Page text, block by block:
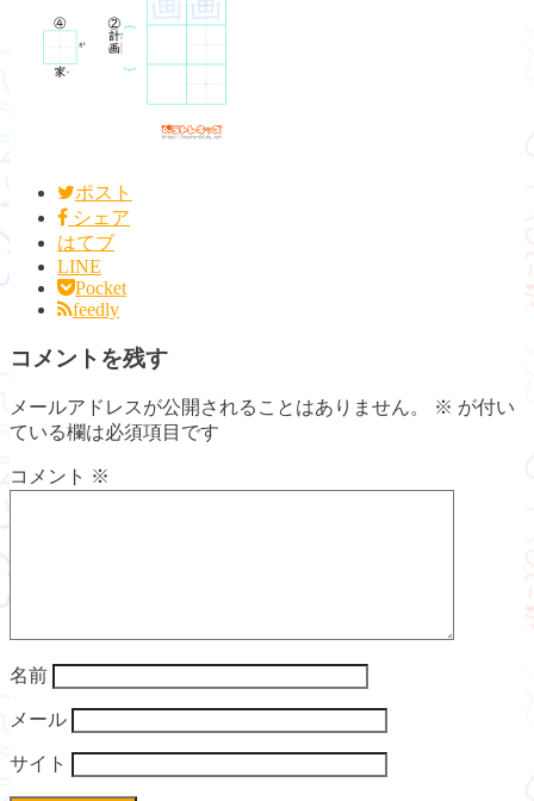
ポスト
シェア
はてブ
LINE
Pocket
feedly
コメントを残す
メールアドレスが公開されることはありません。 ※ が付い
ている欄は必須項目です
コメント ※
名前
メール
サイト